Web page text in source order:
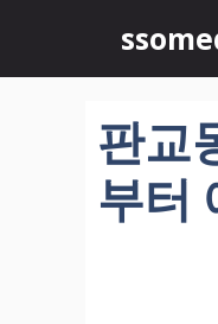
츠
판교
부터